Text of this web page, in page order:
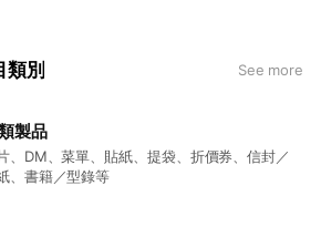
類別 See more
製品
、DM、菜單、貼紙、提袋、折價券、信封／
、書籍／型錄等